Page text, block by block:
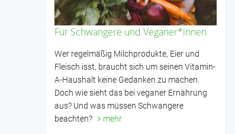
Für Schwangere und Veganer*innen
Wer regelmäßig Milchprodukte, Eier und
Fleisch isst, braucht sich um seinen Vitamin-
A-Haushalt keine Gedanken zu machen.
Doch wie sieht das bei veganer Ernährung
aus? Und was müssen Schwangere
beachten?
mehr